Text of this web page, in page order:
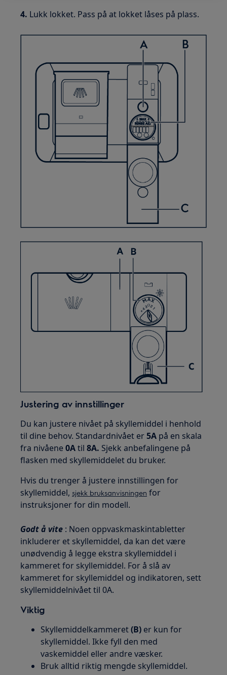
4. Lukk lokket. Pass på at lokket låses på plass.
Justering av innstillinger
Du kan justere nivået på skyllemiddel i henhold
til dine behov. Standardnivået er5A på en skala
fra nivåene0Atil8A. Sjekk anbefalingene på
flasken med skyllemiddelet du bruker.
Hvis du trenger å justere innstillingen for
skyllemiddel,sjekk bruksanvisningen for
instruksjoner for din modell.
Godt å vite : Noen oppvaskmaskintabletter
inkluderer et skyllemiddel, da kan det være
unødvendig å legge ekstra skyllemiddel i
kammeret for skyllemiddel. For å slå av
kammeret for skyllemiddel og indikatoren, sett
skyllemiddelnivået til 0A.
Viktig
Skyllemiddelkammeret(B) er kun for
skyllemiddel. Ikke fyll den med
vaskemiddel eller andre væsker.
Bruk alltid riktig mengde skyllemiddel.